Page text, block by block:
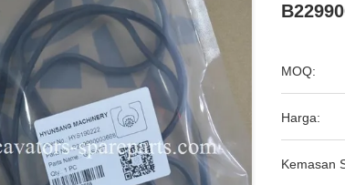
MOQ:
Harga:
Kemasan